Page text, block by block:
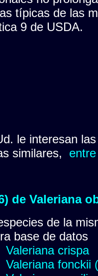
típicas de las
9 de USDA.
le interesan
similares,
de Valeriana
de la
base de datos
Valeriana crispa
Valeriana fonckii